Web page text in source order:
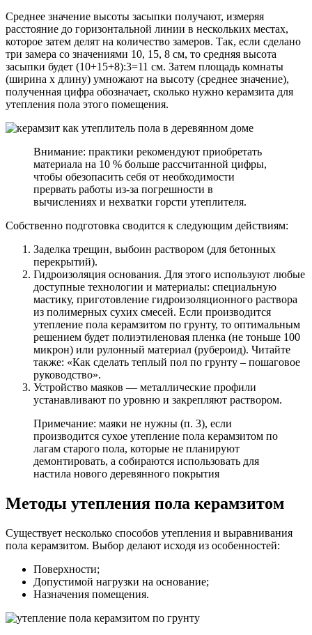
Среднее значение высоты засыпки получают, измеряя
расстояние до горизонтальной линии в нескольких местах,
которое затем делят на количество замеров. Так, если сделано
три замера со значениями 10, 15, 8 см, то средняя высота
засыпки будет (10+15+8):3=11 см. Затем площадь комнаты
(ширина x длину) умножают на высоту (среднее значение),
полученная цифра обозначает, сколько нужно керамзита для
утепления пола этого помещения.
Внимание: практики рекомендуют приобретать
материала на 10 % больше рассчитанной цифры,
чтобы обезопасить себя от необходимости
прервать работы из-за погрешности в
вычислениях и нехватки горсти утеплителя.
Собственно подготовка сводится к следующим действиям:
Заделка трещин, выбоин раствором (для бетонных
перекрытий).
Гидроизоляция основания. Для этого используют любые
доступные технологии и материалы: специальную
мастику, приготовление гидроизоляционного раствора
из полимерных сухих смесей. Если производится
утепление пола керамзитом по грунту, то оптимальным
решением будет полиэтиленовая пленка (не тоньше 100
микрон) или рулонный материал (рубероид). Читайте
также: «Как сделать теплый пол по грунту – пошаговое
руководство».
Устройство маяков — металлические профили
устанавливают по уровню и закрепляют раствором.
Примечание: маяки не нужны (п. 3), если
производится сухое утепление пола керамзитом по
лагам старого пола, которые не планируют
демонтировать, а собираются использовать для
настила нового деревянного покрытия
Методы утепления пола керамзитом
Существует несколько способов утепления и выравнивания
пола керамзитом. Выбор делают исходя из особенностей:
Поверхности;
Допустимой нагрузки на основание;
Назначения помещения.